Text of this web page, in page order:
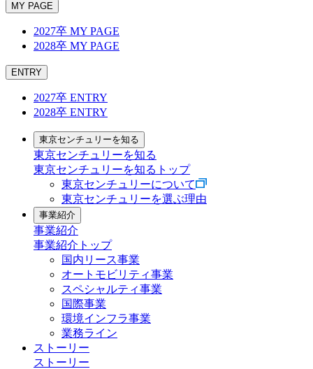
MY PAGE
2027卒 MY PAGE
2028卒 MY PAGE
ENTRY
2027卒 ENTRY
2028卒 ENTRY
東京センチュリーを知る
東京センチュリーを知る
東京センチュリーを知るトップ
東京センチュリーについて
東京センチュリーを選ぶ理由
事業紹介
事業紹介
事業紹介トップ
国内リース事業
オートモビリティ事業
スペシャルティ事業
国際事業
環境インフラ事業
業務ライン
ストーリー
ストーリー